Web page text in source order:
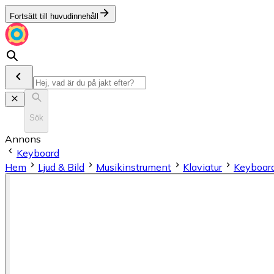
Fortsätt till huvudinnehåll
Sök
Annons
Keyboard
Hem
Ljud & Bild Musikinstrument Klaviatur